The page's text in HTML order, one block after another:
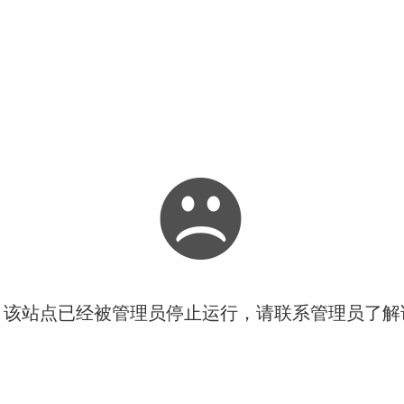
站点已经被管理员停止运行，请联系管理员了